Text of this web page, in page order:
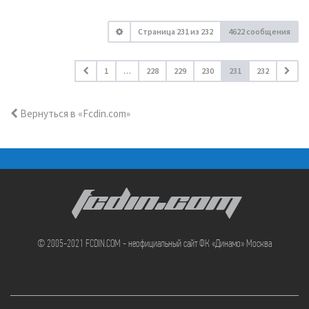
Страница 231из 232 4622 сообщения
1 … 228 229 230 231 232
Вернуться в «Fcdin.com»
FCDIN.COM
© 2005-2021 FCDIN.COM - неофициальный сайт ФК «Динамо» Москва